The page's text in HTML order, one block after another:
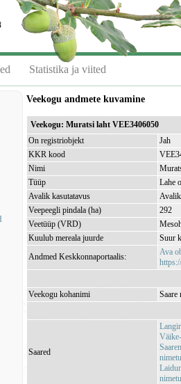
Statistika ja viited
Veekogu andmete kuvamine
Veekogu: Muratsi laht VEE3406050
On registriobjekt
Jah
KKR kood
Nimi
Tüüp
Lahe
Avalik kasutatavus
Avalik
Veepeegli pindala (ha)
292
Veetüüp (VRD)
Kuulub mereala juurde
Suur
Andmed Keskkonnaportaalis:
Ava
Veekogu kohanimi
Saare
Saared
nimetu
nimetu